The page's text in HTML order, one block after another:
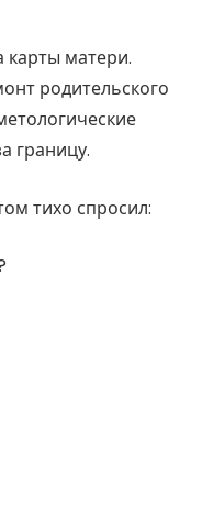
матери.
родительского
границу.
тихо спросил: